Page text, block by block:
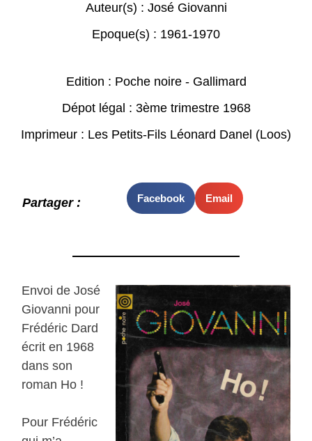
Auteur(s) : José Giovanni
Epoque(s) : 1961-1970
Edition : Poche noire - Gallimard
Dépot légal : 3ème trimestre 1968
Imprimeur : Les Petits-Fils Léonard Danel (Loos)
Partager : Facebook Email
Envoi de José
Giovanni pour
Frédéric Dard
écrit en 1968
dans son
roman Ho !
Pour Frédéric